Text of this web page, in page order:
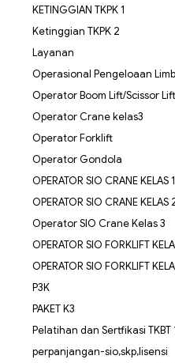
KETINGGIAN TKPK 1
Ketinggian TKPK 2
Layanan
Operasional Pengeloaan
Operator Boom Lift/Scissor Lift
Operator Crane kelas3
Operator Forklift
Operator Gondola
OPERATOR SIO CRANE KELAS 1
OPERATOR SIO CRANE KELAS
Operator SIO Crane Kelas 3
OPERATOR SIO FORKLIFT
OPERATOR SIO FORKLIFT
P3K
PAKET K3
Pelatihan dan Sertfikasi TKBT
perpanjangan-sio,skp,lisensi